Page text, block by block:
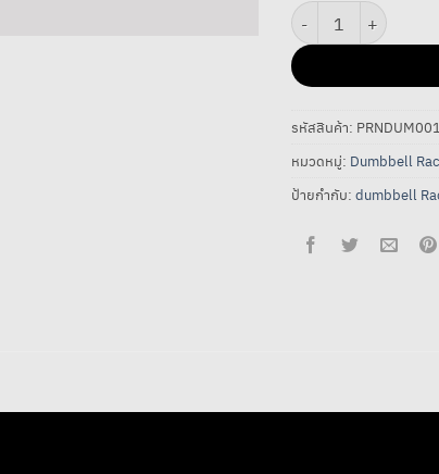
จำนวน Power Reform
รหัสสินค้า:
หมวดหมู่: Dumbbell
ป้ายกำกับ: dumbbell